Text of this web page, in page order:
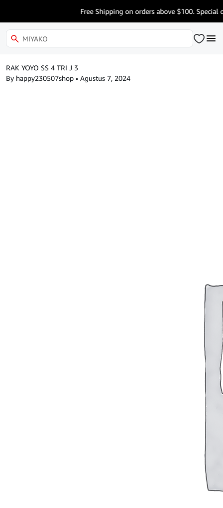
Free Shipping on orders above $100. Special
RAK YOYO SS 4 TRI J 3
By happy230507shop • Agustus 7, 2024